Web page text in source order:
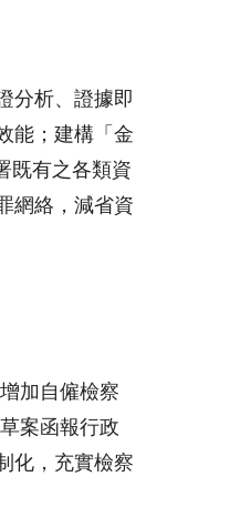
分析、證據即
能；建構「金
既有之各類資
網絡，減省資
加自僱檢察
案函報行政
化，充實檢察